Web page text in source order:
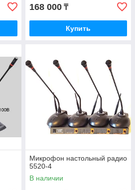
168 000 ₸
Купить
Микрофон настольный радио
5520-4
В наличии